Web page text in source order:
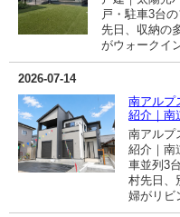
戸・駐車3台
先日、収納の
がウォークイ
2026-07-14
南アルプ
紹介｜南
南アルプ
紹介｜南
車並列3
村先日、
婦がリビ